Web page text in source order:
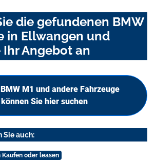
die gefundenen BMW
in Ellwangen und
Angebot an
M1 und andere Fahrzeuge
können Sie hier suchen
Sie auch:
Kaufen oder leasen